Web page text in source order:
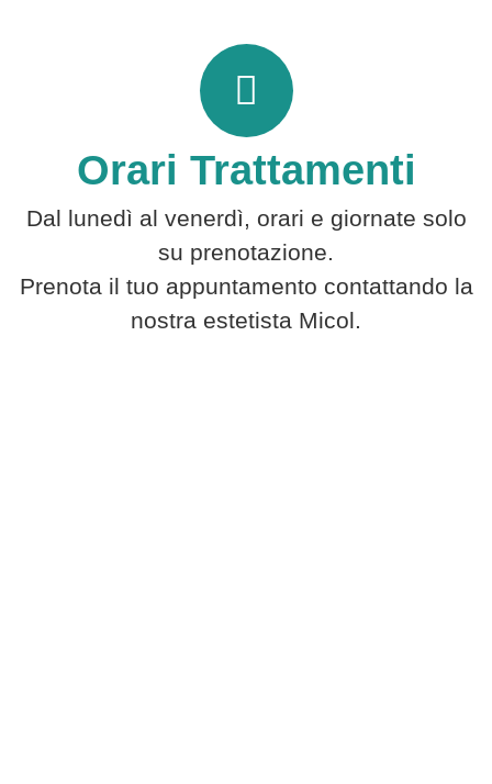
Orari Trattamenti
Dal lunedì al venerdì, orari e giornate solo
su prenotazione.
Prenota il tuo appuntamento contattando la
nostra estetista Micol.